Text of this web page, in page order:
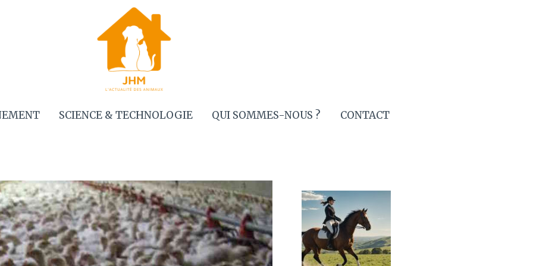
SCIENCE & TECHNOLOGIE QUI SOMMES-NOUS ? CONTACT